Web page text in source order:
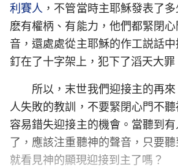
利賽人 ，不管當時主耶穌發表了
麽有權柄、有能力，他們都緊閉
音，還處處從主耶穌的作工説話
釘在了十字架上，犯下了滔天大罪
所以，末世我們迎接主的再
人失敗的教訓，不要緊閉心門不
容易錯失迎接主的機會。當聽到
了，應該注重聽神的聲音，只要
就看見神的顯現迎接到主了嗎？